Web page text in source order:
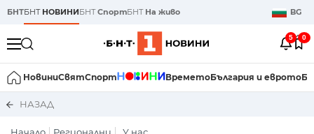
БНТБНТ НОВИНИБНТСпортБНТ На живо BG
5 0
НовиниСвятСпорт ВреметоБългария и еврото
НАЗАД